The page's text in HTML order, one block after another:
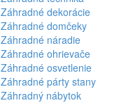
Záhradné dekorácie
Záhradné domčeky
Záhradné náradie
Záhradné ohrievače
Záhradné osvetlenie
Záhradné párty stany
Záhradný nábytok